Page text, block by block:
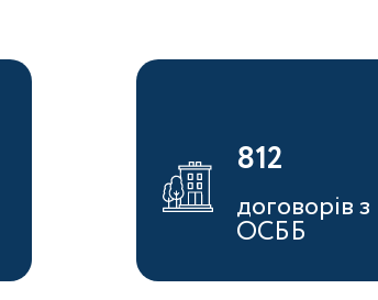
812
договорів з
ОСББ